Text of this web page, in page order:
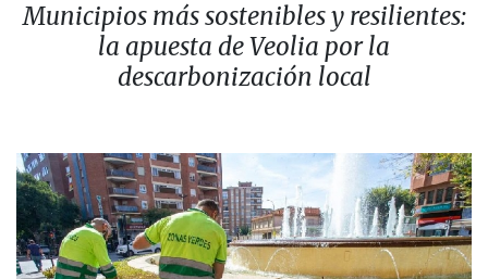
Municipios más sostenibles y resilientes:
la apuesta de Veolia por la
descarbonización local